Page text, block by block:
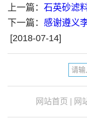
上一篇： 石英砂滤
下一篇： 感谢遵义
[2018-07-14]
网站首页 网